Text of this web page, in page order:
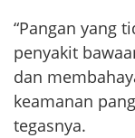
“Pangan yang
penyakit
dan
keamanan
tegasnya.